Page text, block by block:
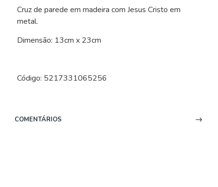
Cruz de parede em madeira com Jesus Cristo em
metal.
Dimensão: 13cm x 23cm
Código: 5217331065256
COMENTÁRIOS